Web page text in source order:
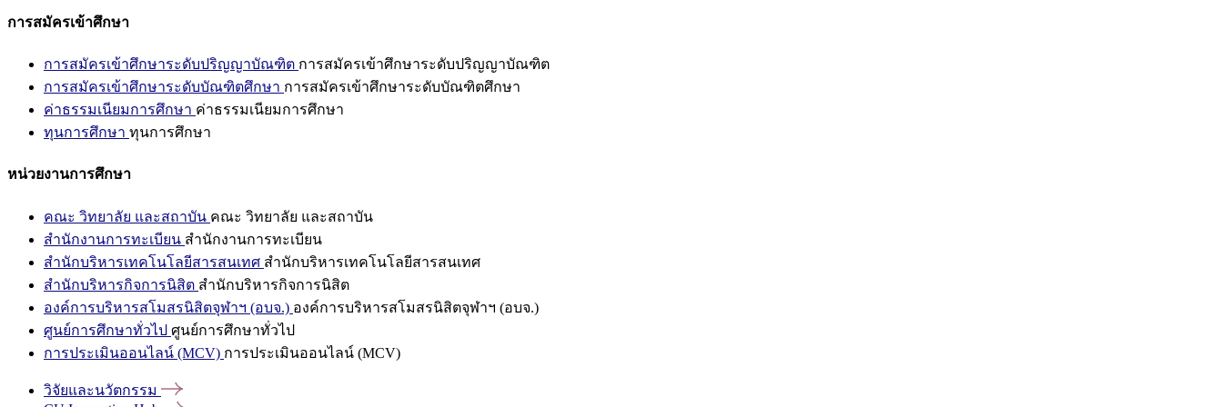
การสมัครเข้าศึกษา
การสมัครเข้าศึกษาระดับปริญญาบัณฑิต การสมัครเข้าศึกษาระดับปริญญาบัณฑิต
การสมัครเข้าศึกษาระดับบัณฑิตศึกษา การสมัครเข้าศึกษาระดับบัณฑิตศึกษา
ค่าธรรมเนียมการศึกษา ค่าธรรมเนียมการศึกษา
ทุนการศึกษา ทุนการศึกษา
หน่วยงานการศึกษา
คณะ วิทยาลัย และสถาบัน คณะ วิทยาลัย และสถาบัน
สำนักงานการทะเบียน สำนักงานการทะเบียน
สำนักบริหารเทคโนโลยีสารสนเทศ สำนักบริหารเทคโนโลยีสารสนเทศ
สำนักบริหารกิจการนิสิต สำนักบริหารกิจการนิสิต
องค์การบริหารสโมสรนิสิตจุฬาฯ (อบจ.) องค์การบริหารสโมสรนิสิตจุฬาฯ (อบจ.)
ศูนย์การศึกษาทั่วไป ศูนย์การศึกษาทั่วไป
การประเมินออนไลน์ (MCV) การประเมินออนไลน์ (MCV)
วิจัยและนวัตกรรม